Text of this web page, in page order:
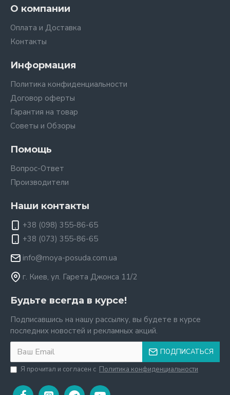
О компании
Оплата и Доставка
Контакты
Информация
Политика конфиденциальности
Договор оферты
Гарантия на товар
Советы и Обзоры
Помощь
Вопрос-Ответ
Производители
Наши контакты
+38 (098) 355-86-65
+38 (073) 355-86-65
info@moya-posuda.com.ua
г. Киев, ул. Гарета Джонса 11/2
Будьте всегда в курсе!
Подписавшись на нашу рассылку, вы будете в курсе
последних новостей и рекламных акций.
ПОДПИСАТЬСЯ
Я прочитал и согласен с Политика конфиденциальности